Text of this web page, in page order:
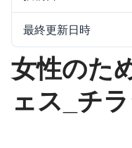
最終更新日時
女性のた
ェス_チ